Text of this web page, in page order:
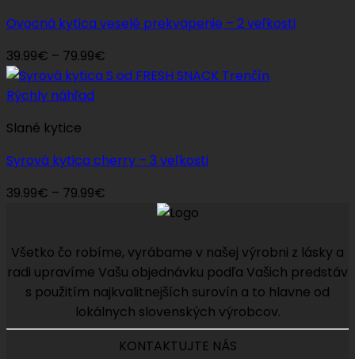
Ovocná kytica veselé prekvapenie – 2 veľkosti
39.99€ – 79.99€
range:
Rýchly náhľad
Slané kytice
Syrová kytica cherry – 3 veľkosti
39.99€ – 79.99€
through
79.99€
Všetko čo robíme, vyrábame v našej výrobni z lásky a
radi upravíme Vašu objednávku podľa Vašich predstáv
s použitím najkvalitnejších surovín a to hlavne od
lokálnych slovenských výrobcov.
KONTAKTUJTE NÁS